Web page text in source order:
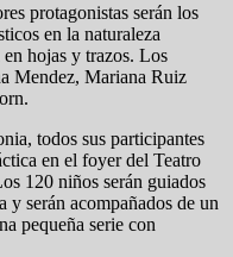
protagonistas serán los
en la naturaleza
hojas y trazos. Los
Mendez, Mariana Ruiz
todos sus participantes
en el foyer del Teatro
120 niños serán guiados
serán acompañados de un
pequeña serie con